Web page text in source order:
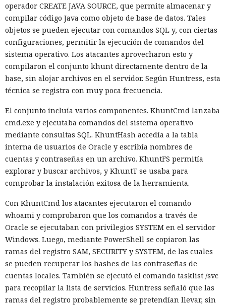
operador CREATE JAVA SOURCE, que permite almacenar y
compilar código Java como objeto de base de datos. Tales
objetos se pueden ejecutar con comandos SQL y, con ciertas
configuraciones, permitir la ejecución de comandos del
sistema operativo. Los atacantes aprovecharon esto y
compilaron el conjunto khunt directamente dentro de la
base, sin alojar archivos en el servidor. Según Huntress, esta
técnica se registra con muy poca frecuencia.
El conjunto incluía varios componentes. KhuntCmd lanzaba
cmd.exe y ejecutaba comandos del sistema operativo
mediante consultas SQL. KhuntHash accedía a la tabla
interna de usuarios de Oracle y escribía nombres de
cuentas y contraseñas en un archivo. KhuntFS permitía
explorar y buscar archivos, y KhuntT se usaba para
comprobar la instalación exitosa de la herramienta.
Con KhuntCmd los atacantes ejecutaron el comando
whoami y comprobaron que los comandos a través de
Oracle se ejecutaban con privilegios SYSTEM en el servidor
Windows. Luego, mediante PowerShell se copiaron las
ramas del registro SAM, SECURITY y SYSTEM, de las cuales
se pueden recuperar los hashes de las contraseñas de
cuentas locales. También se ejecutó el comando tasklist /svc
para recopilar la lista de servicios. Huntress señaló que las
ramas del registro probablemente se pretendían llevar, sin